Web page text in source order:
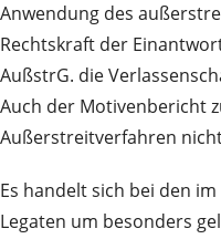
Anwendung des
Rechtskraft der
AußstrG. die
Auch der Motivenbericht
Außerstreitverfahren
Es handelt sich bei den
Legaten um besonders